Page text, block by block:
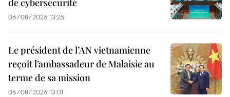
de cybersécurité
06/08/2026 13:25
Le président de l’AN vietnamienne
reçoit l’ambassadeur de Malaisie au
terme de sa mission
06/08/2026 13:01